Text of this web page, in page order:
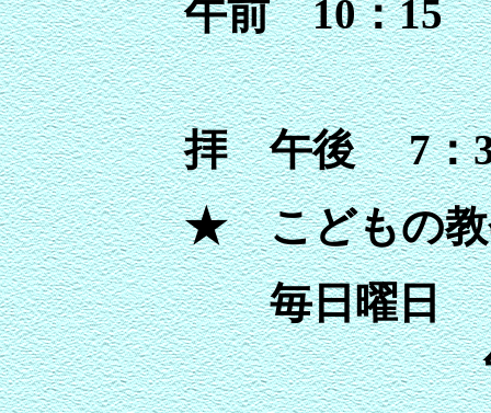
午前 10：15
夜
拝 午後 7：
★ こどもの教
毎日
午前